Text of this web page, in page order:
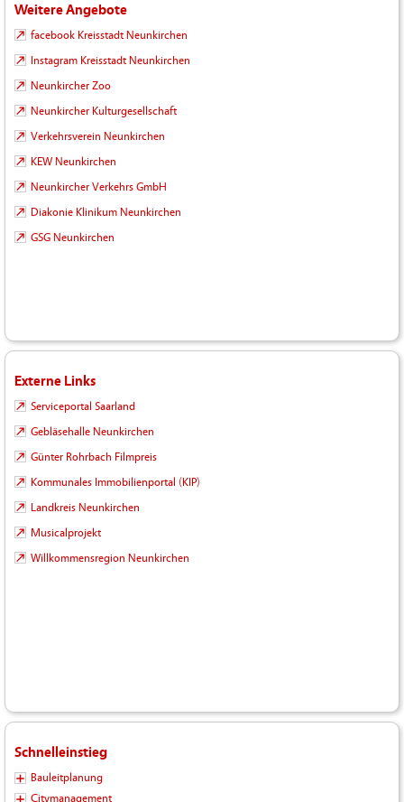
Weitere Angebote
facebook Kreisstadt Neunkirchen
Instagram Kreisstadt Neunkirchen
Neunkircher Zoo
Neunkircher Kulturgesellschaft
Verkehrsverein Neunkirchen
KEW Neunkirchen
Neunkircher Verkehrs GmbH
Diakonie Klinikum Neunkirchen
GSG Neunkirchen
Externe Links
Serviceportal Saarland
Gebläsehalle Neunkirchen
Günter Rohrbach Filmpreis
Kommunales Immobilienportal (KIP)
Landkreis Neunkirchen
Musicalprojekt
Willkommensregion Neunkirchen
Schnelleinstieg
Bauleitplanung
Citymanagement